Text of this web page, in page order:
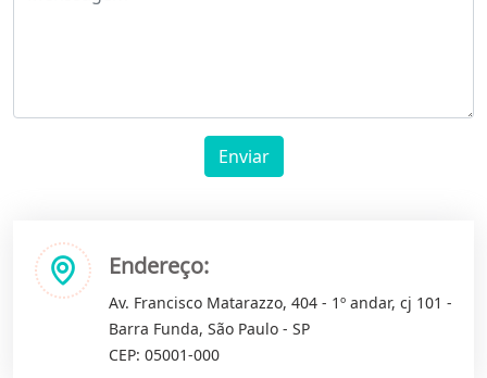
Enviar
Endereço:
Av. Francisco Matarazzo, 404 - 1º andar, cj 101 -
Barra Funda, São Paulo - SP
CEP: 05001-000